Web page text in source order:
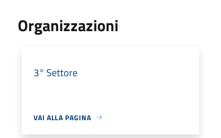
Organizzazioni
3° Settore
VAI ALLA PAGINA